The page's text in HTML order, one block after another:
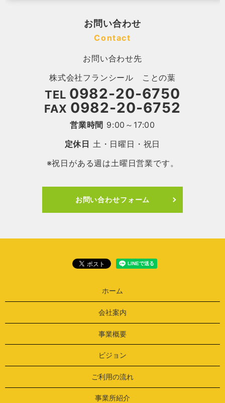
お問い合わせ
Contact
お問い合わせ先
株式会社フランシール ことの葉
TEL 0982-20-6750
FAX 0982-20-6752
営業時間 9:00～17:00
定休日 土・日曜日・祝日
※祝日がある週は土曜日営業です。
お問い合わせフォーム
ホーム
会社案内
事業概要
ビジョン
ご利用の流れ
事業所紹介